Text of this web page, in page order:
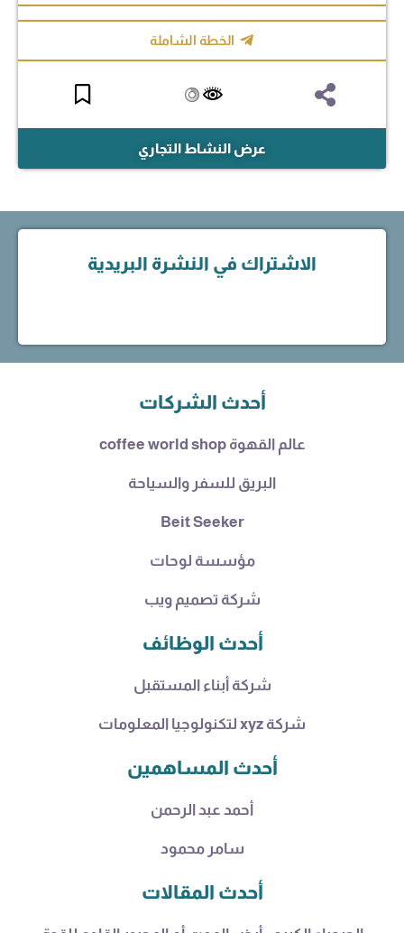
الخطة الشاملة
عرض النشاط التجاري
الاشتراك في النشرة البريدية
أحدث الشركات
عالم القهوة coffee world shop
البريق للسفر والسياحة
Beit Seeker
مؤسسة لوحات
شركة تصميم ويب
أحدث الوظائف
شركة أبناء المستقبل
شركة xyz لتكنولوجيا المعلومات
أحدث المساهمين
أحمد عبد الرحمن
سامر محمود
أحدث المقالات